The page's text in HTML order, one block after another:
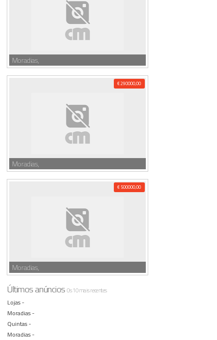
Moradias,
€ 290000,00
Moradias,
€ 500000,00
Moradias,
Últimos anúnciosOs 10 mais recentes
Lojas -
Moradias -
Quintas -
Moradias -